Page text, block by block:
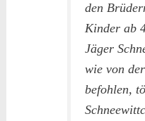
den
Kinder ab
Jäger
wie von
befohlen,